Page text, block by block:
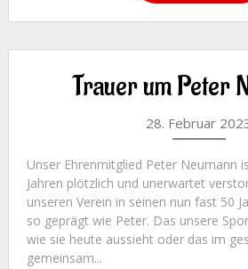
Trauer um Peter
28. Februar
Unser Ehrenmitglied Peter Neumann
Jahren plötzlich und unerwartet
unseren Verein in seinen nun fast 50
so geprägt wie Peter. Das unsere
wie sie heute aussieht oder das im
gemeinsam...